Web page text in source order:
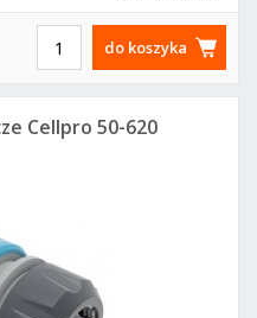
do koszyka
Cellpro 50-620